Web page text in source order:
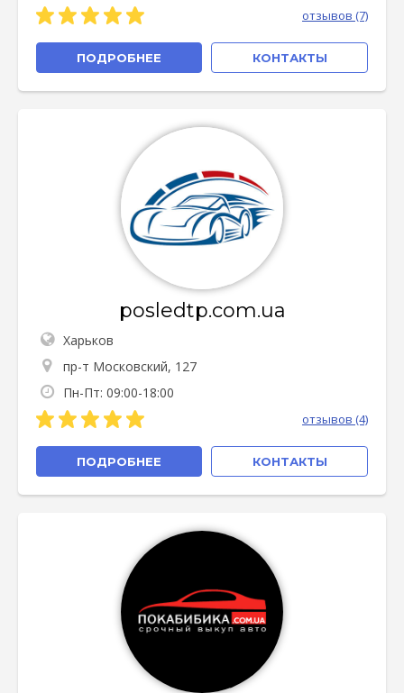
отзывов (7)
ПОДРОБНЕЕ КОНТАКТЫ
posledtp.com.ua
Харьков
пр-т Московский, 127
Пн-Пт: 09:00-18:00
отзывов (4)
ПОДРОБНЕЕ КОНТАКТЫ